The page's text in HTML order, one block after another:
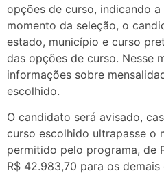
opções de curso, indicando
momento da seleção, o
estado, município e curso
das opções de curso. Nesse
informações sobre
escolhido.
O candidato será avisado,
curso escolhido ultrapasse o
permitido pelo programa, de
R$ 42.983,70 para os